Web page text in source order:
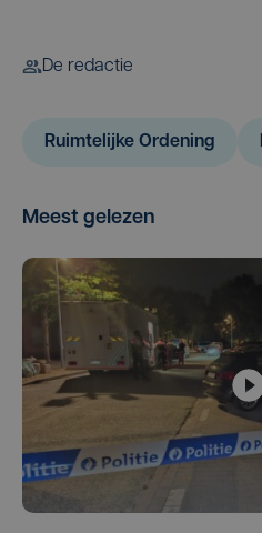
De redactie
Ruimtelijke Ordening
Meest gelezen